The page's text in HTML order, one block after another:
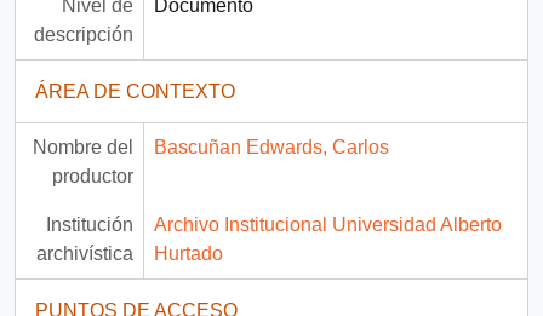
Nivel de
descripción
Documento
ÁREA DE CONTEXTO
Nombre del
productor
Bascuñan Edwards, Carlos
Institución
archivística
Archivo Institucional Universidad Alberto
Hurtado
PUNTOS DE ACCESO